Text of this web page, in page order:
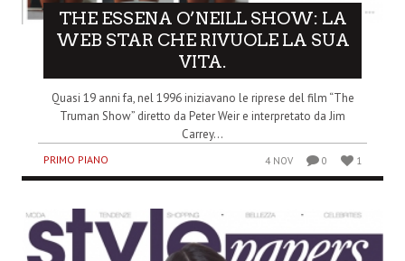
THE ESSENA O’NEILL SHOW: LA
WEB STAR CHE RIVUOLE LA SUA
VITA.
Quasi 19 anni fa, nel 1996 iniziavano le riprese del film “The
Truman Show” diretto da Peter Weir e interpretato da Jim
Carrey...
PRIMO PIANO 4 NOV 0 1